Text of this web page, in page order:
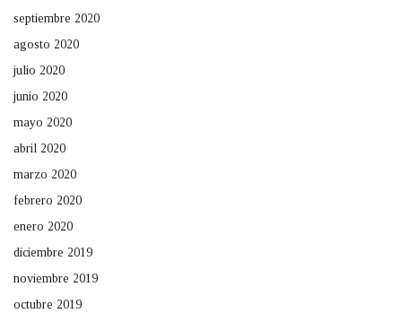
septiembre 2020
agosto 2020
julio 2020
junio 2020
mayo 2020
abril 2020
marzo 2020
febrero 2020
enero 2020
diciembre 2019
noviembre 2019
octubre 2019